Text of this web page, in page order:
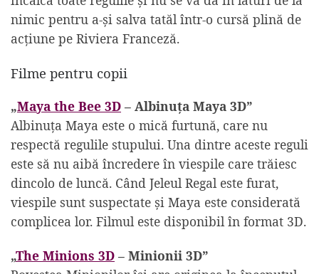
nimic pentru a-și salva tatăl într-o cursă plină de
acțiune pe Riviera Franceză.
Filme pentru copii
„Maya the Bee 3D – Albinuța Maya 3D”
Albinuța Maya este o mică furtună, care nu
respectă regulile stupului. Una dintre aceste reguli
este să nu aibă încredere în viespile care trăiesc
dincolo de luncă. Când Jeleul Regal este furat,
viespile sunt suspectate și Maya este considerată
complicea lor. Filmul este disponibil în format 3D.
„The Minions 3D – Minionii 3D”